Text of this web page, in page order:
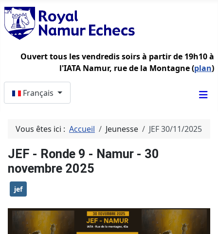
Ouvert tous les vendredis soirs à partir de 19h10 à
l'IATA Namur, rue de la Montagne (plan)
Français
Vous êtes ici : Accueil Jeunesse JEF 30/11/2025
JEF - Ronde 9 - Namur - 30
novembre 2025
jef